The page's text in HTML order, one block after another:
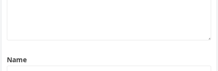
Name